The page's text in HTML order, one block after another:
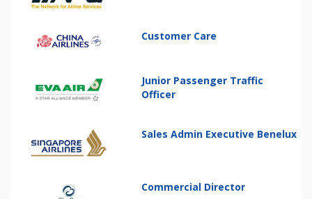
Customer Care
Junior Passenger Traffic
Officer
Sales Admin Executive Benelux
Commercial Director